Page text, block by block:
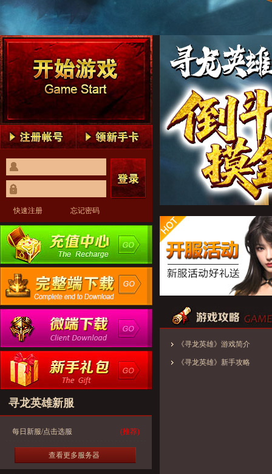
快速注册 忘记密码
寻龙英雄新服
每日新服/点击选服 (推荐)
查看更多服务器
寻龙英雄1
寻龙英雄2
寻龙英雄3
寻龙英雄4
寻龙英雄5
《寻龙英雄》游戏简介
《寻龙英雄》新手攻略